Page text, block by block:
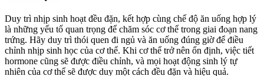
Duy trì nhịp sinh hoạt đều đặn, kết hợp cùng chế độ ăn uống hợp lý
là những yếu tố quan trọng để chăm sóc cơ thể trong giai đoạn nang
trứng. Hãy duy trì thói quen đi ngủ và ăn uống đúng giờ để điều
chỉnh nhịp sinh học của cơ thể. Khi cơ thể trở nên ổn định, việc tiết
hormone cũng sẽ được điều chỉnh, và mọi hoạt động sinh lý tự
nhiên của cơ thể sẽ được duy một cách đều đặn và hiệu quả.